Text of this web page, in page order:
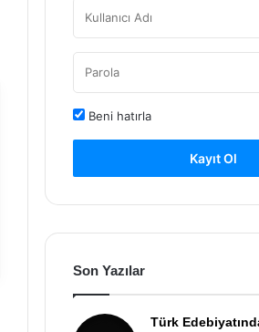
Beni hatırla
Kayıt Ol
Son Yazılar
Türk